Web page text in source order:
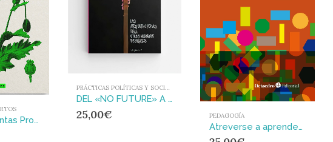
Álbum de Plantas Prohibidas
PRÁCTICAS POLÍTICAS Y SOCIALES
DEL «NO FUTURE» A LAS ARQUITECTURAS PARA OTROS MUNDOS POSIBLES
25,00€ PEDAGOGÍA
Atreverse a aprender : EXperiencias educativas a través de la participación y las artes